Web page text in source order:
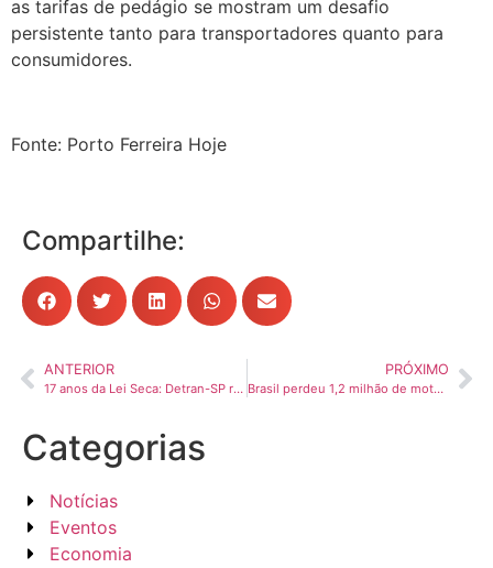
as tarifas de pedágio se mostram um desafio
persistente tanto para transportadores quanto para
consumidores.
Fonte: Porto Ferreira Hoje
Compartilhe:
ANTERIOR
17 anos da Lei Seca: Detran-SP reforça fiscalização de motoristas
PRÓXIMO
Brasil perdeu 1,2 milhão de motoristas de caminhão na última década, aponta levantamento
Categorias
Notícias
Eventos
Economia